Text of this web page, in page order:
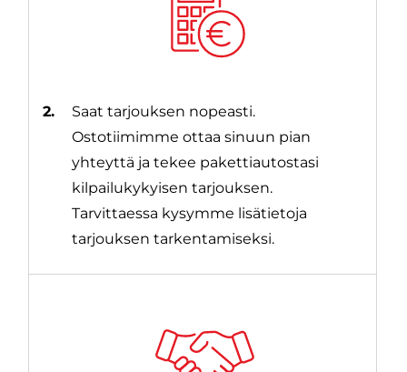
2.
Saat tarjouksen nopeasti.
Ostotiimimme ottaa sinuun pian
yhteyttä ja tekee pakettiautostasi
kilpailukykyisen tarjouksen.
Tarvittaessa kysymme lisätietoja
tarjouksen tarkentamiseksi.